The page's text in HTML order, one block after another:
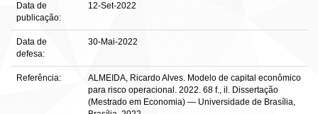
Data de
publicação:
12-Set-2022
Data de
defesa:
30-Mai-2022
Referência:
ALMEIDA, Ricardo Alves. Modelo de capital econômico
para risco operacional. 2022. 68 f., il. Dissertação
(Mestrado em Economia) — Universidade de Brasília,